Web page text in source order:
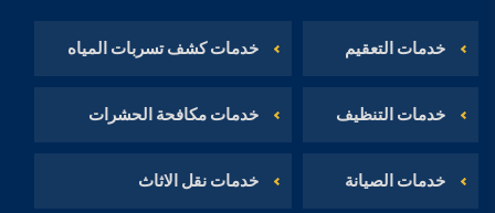
خدمات التعقيم
خدمات التنظيف
خدمات الصيانة
خدمات كشف تسربات المياه
خدمات مكافحة الحشرات
خدمات نقل الاثاث